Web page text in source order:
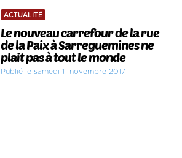
ACTUALITÉ
Le nouveau carrefour de la rue
de la Paix à Sarreguemines ne
plait pas à tout le monde
Publié le samedi 11 novembre 2017